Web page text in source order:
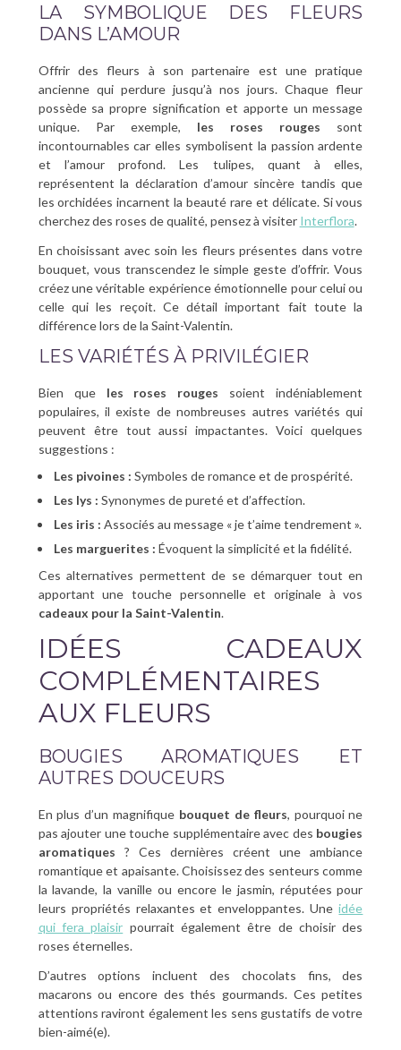
LA SYMBOLIQUE DES FLEURS
DANS L’AMOUR
Offrir des fleurs à son partenaire est une pratique
ancienne qui perdure jusqu’à nos jours. Chaque fleur
possède sa propre signification et apporte un message
unique. Par exemple, les roses rouges sont
incontournables car elles symbolisent la passion ardente
et l’amour profond. Les tulipes, quant à elles,
représentent la déclaration d’amour sincère tandis que
les orchidées incarnent la beauté rare et délicate. Si vous
cherchez des roses de qualité, pensez à visiter Interflora.
En choisissant avec soin les fleurs présentes dans votre
bouquet, vous transcendez le simple geste d’offrir. Vous
créez une véritable expérience émotionnelle pour celui ou
celle qui les reçoit. Ce détail important fait toute la
différence lors de la Saint-Valentin.
LES VARIÉTÉS À PRIVILÉGIER
Bien que les roses rouges soient indéniablement
populaires, il existe de nombreuses autres variétés qui
peuvent être tout aussi impactantes. Voici quelques
suggestions :
Les pivoines : Symboles de romance et de prospérité.
Les lys : Synonymes de pureté et d’affection.
Les iris : Associés au message « je t’aime tendrement ».
Les marguerites : Évoquent la simplicité et la fidélité.
Ces alternatives permettent de se démarquer tout en
apportant une touche personnelle et originale à vos
cadeaux pour la Saint-Valentin.
IDÉES CADEAUX
COMPLÉMENTAIRES
AUX FLEURS
BOUGIES AROMATIQUES ET
AUTRES DOUCEURS
En plus d’un magnifique bouquet de fleurs, pourquoi ne
pas ajouter une touche supplémentaire avec des bougies
aromatiques ? Ces dernières créent une ambiance
romantique et apaisante. Choisissez des senteurs comme
la lavande, la vanille ou encore le jasmin, réputées pour
leurs propriétés relaxantes et enveloppantes. Uneidée
qui fera plaisir pourrait également être de choisir des
roses éternelles.
D’autres options incluent des chocolats fins, des
macarons ou encore des thés gourmands. Ces petites
attentions raviront également les sens gustatifs de votre
bien-aimé(e).